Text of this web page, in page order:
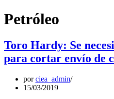
Petróleo
Toro Hardy: Se
para cortar envío de
porciea_admin
15/03/2019